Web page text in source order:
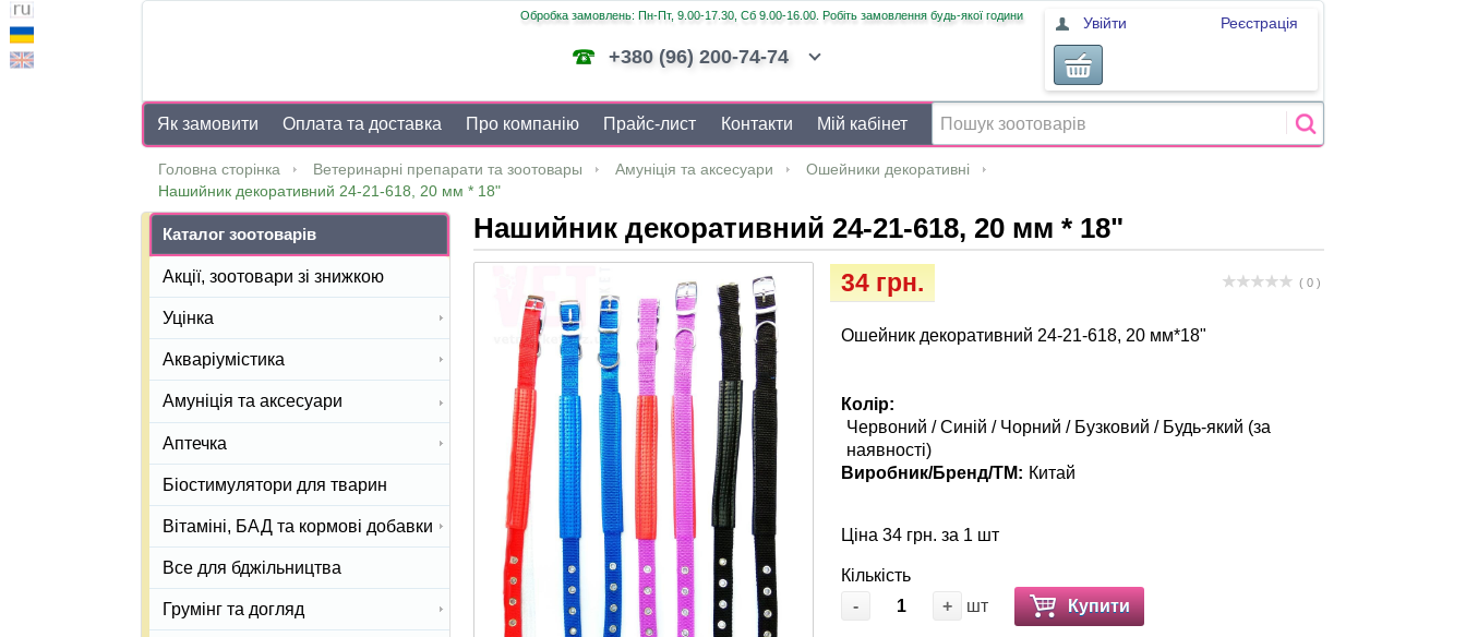
Обробка замовлень: Пн-Пт, 9.00-17.30, Сб 9.00-16.00. Робіть замовлення будь-якої години
+380 (96) 200-74-74
Увійти Реєстрація
Як замовити Оплата та доставка Про компанію Прайс-лист Контакти Мій кабінет
Головна сторінка Ветеринарні препарати та зоотовары Амуніція та аксесуари
Ошейники декоративні
Нашийник декоративний 24-21-618, 20 мм * 18"
Нашийник декоративний 24-21-618, 20 мм * 18"
( 0 )
34 грн.
Ошейник декоративний 24-21-618, 20 мм*18"
Колір:
Червоний / Синій / Чорний / Бузковий / Будь-який (за
наявності)
Виробник/Бренд/ТМ: Китай
Ціна 34 грн. за 1 шт
Кількість
-
+ шт Купити
Каталог зоотоварів
Акції, зоотовари зі знижкою
Уцінка
Акваріумістика
Амуніція та аксесуари
Аптечка
Біостимулятори для тварин
Вітаміні, БАД та кормові добавки
Все для бджільництва
Грумінг та догляд